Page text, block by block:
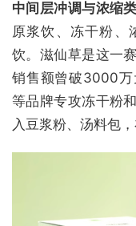
中间层冲调与浓缩
原浆饮、冻干粉、
饮。滋仙草是这一
销售额曾破3000万
等品牌专攻冻干粉
入豆浆粉、汤料包